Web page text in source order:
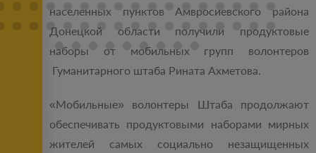
населенных пунктов Амвросиевского района
Донецкой области получили продуктовые
наборы от мобильных групп волонтеров
Гуманитарного штаба Рината Ахметова.
«Мобильные» волонтеры Штаба продолжают
обеспечивать продуктовыми наборами мирных
жителей самых социально незащищенных